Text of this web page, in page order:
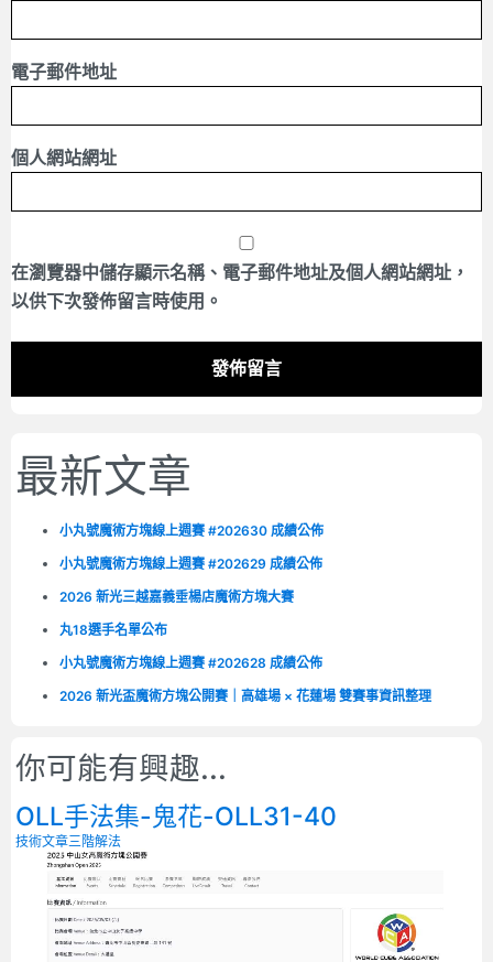
電子郵件地址
個人網站網址
在瀏覽器中儲存顯示名稱、電子郵件地址及個人網站網址，
以供下次發佈留言時使用。
最新文章
小丸號魔術方塊線上週賽 #202630 成績公佈
小丸號魔術方塊線上週賽 #202629 成績公佈
2026 新光三越嘉義垂楊店魔術方塊大賽
丸18選手名單公布
小丸號魔術方塊線上週賽 #202628 成績公佈
2026 新光盃魔術方塊公開賽｜高雄場 × 花蓮場 雙賽事資訊整理
你可能有興趣...
OLL手法集-鬼花-OLL31-40
技術文章三階解法